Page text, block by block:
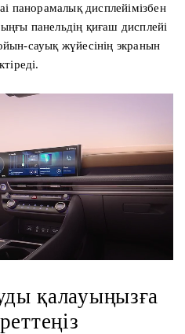
панорамалық дисплейімізбен
панельдің қиғаш дисплейі
сауық жүйесінің экранын
қалауыңызға